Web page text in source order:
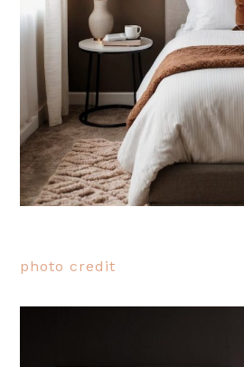
photo credit